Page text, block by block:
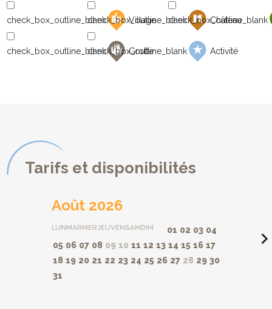
Village Château
Grotte Activité
Tarifs et disponibilités
Août 2026
LUNMARMERJEUVENSAMDIM 01 02 03 04
05 06 07 08 09 10 11 12 13 14 15 16 17
18 19 20 21 22 23 24 25 26 27 28 29 30
31